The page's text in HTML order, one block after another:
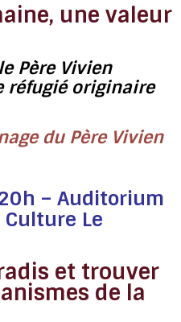
une valeur
Père Vivien
réfugié originaire
du Père Vivien
– Auditorium
Le
et trouver
de la